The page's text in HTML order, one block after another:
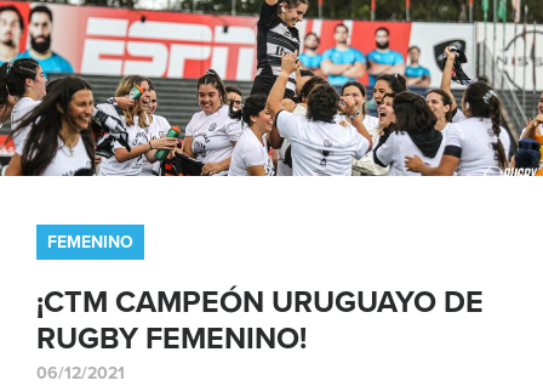
FEMENINO
¡CTM CAMPEÓN URUGUAYO DE
RUGBY FEMENINO!
06/12/2021